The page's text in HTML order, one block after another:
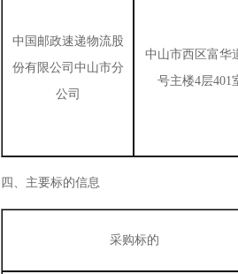
中国邮政速递物流股
份有限公司中山市分
公司
中山市西区富华
号主楼4层401
四、 主要标的信息
采购标的